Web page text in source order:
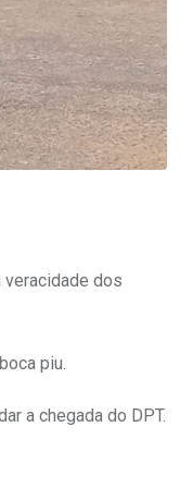
veracidade dos
piu.
a chegada do DPT.